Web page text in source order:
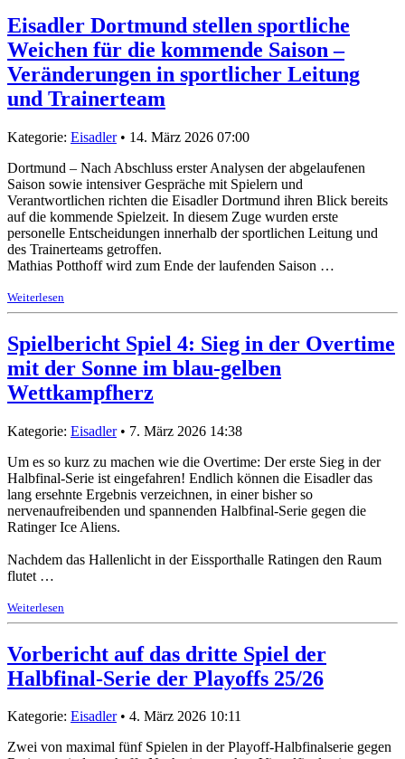
Eisadler Dortmund stellen sportliche
Weichen für die kommende Saison –
Veränderungen in sportlicher Leitung
und Trainerteam
Kategorie: Eisadler• 14. März 2026 07:00
Dortmund – Nach Abschluss erster Analysen der abgelaufenen
Saison sowie intensiver Gespräche mit Spielern und
Verantwortlichen richten die Eisadler Dortmund ihren Blick bereits
auf die kommende Spielzeit. In diesem Zuge wurden erste
personelle Entscheidungen innerhalb der sportlichen Leitung und
des Trainerteams getroffen.
Mathias Potthoff wird zum Ende der laufenden Saison …
Weiterlesen
Spielbericht Spiel 4: Sieg in der Overtime
mit der Sonne im blau-gelben
Wettkampfherz
Kategorie: Eisadler• 7. März 2026 14:38
Um es so kurz zu machen wie die Overtime: Der erste Sieg in der
Halbfinal-Serie ist eingefahren! Endlich können die Eisadler das
lang ersehnte Ergebnis verzeichnen, in einer bisher so
nervenaufreibenden und spannenden Halbfinal-Serie gegen die
Ratinger Ice Aliens.
Nachdem das Hallenlicht in der Eissporthalle Ratingen den Raum
flutet …
Weiterlesen
Vorbericht auf das dritte Spiel der
Halbfinal-Serie der Playoffs 25/26
Kategorie: Eisadler• 4. März 2026 10:11
Zwei von maximal fünf Spielen in der Playoff-Halbfinalserie gegen